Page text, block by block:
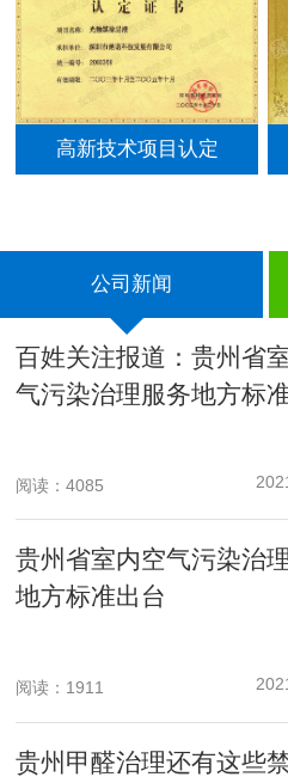
高新技术项目认定
公司新闻
百姓关注报道：贵州省
气污染治理服务地方标
阅读：4085
贵州省室内空气污染治
地方标准出台
阅读：1911
贵州甲醛治理还有这些